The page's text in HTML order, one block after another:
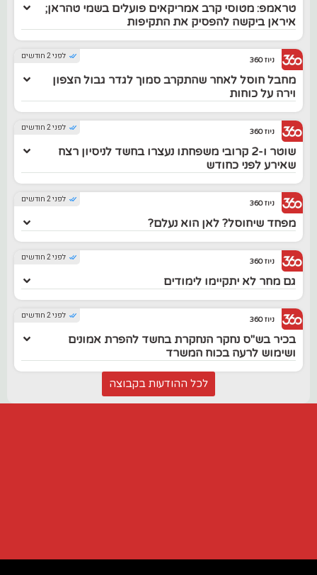
טראמפ: מטוסי קרב אמריקאים פועלים בשמי טהראן;
איראן ביקשה להפסיק את התקיפות
לפני 2 חודשים ניוז 360
מחבל חוסל לאחר שהתקרב סמוך לגדר גבול הצפון
וירה על כוחות
לפני 2 חודשים ניוז 360
שוטר ו-2 קרובי משפחתו נעצרו בחשד לניסיון רצח
שאירע לפני כחודש
לפני 2 חודשים ניוז 360
מפחד שיחוסל? לאן הוא נעלם?
לפני 2 חודשים ניוז 360
גם מחר לא יתקיימו לימודים
לפני 2 חודשים ניוז 360
בכיר בש"ס נחקר הנחקרת בחשד להפרת אמונים
ושימוש לרעה בכוח המשרד
לכל ההודעות בקבוצה